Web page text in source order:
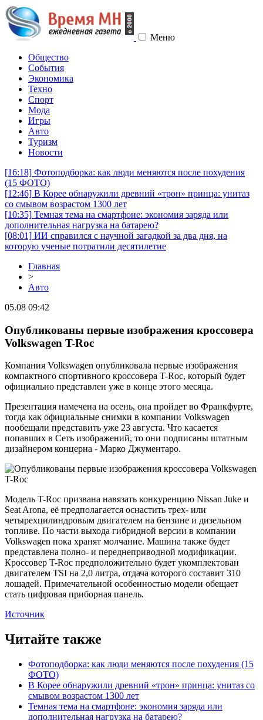
Меню
Общество
События
Экономика
Техно
Спорт
Мода
Игры
Авто
Туризм
Новости
[16:18] Фотоподборка: как люди меняются после похудения
(15 ФОТО)
[12:46] В Корее обнаружили древний «трон» принца: унитаз
со смывом возрастом 1300 лет
[10:35] Темная тема на смартфоне: экономия заряда или
дополнительная нагрузка на батарею?
[08:01] ИИ справился с научной загадкой за два дня, на
которую ученые потратили десятилетие
Главная
>
Авто
05.08 09:42
Опубликованы первые изображения кроссовера
Volkswagen T-Roc
Компания Volkswagen опубликовала первые изображения
компактного спортивного кроссовера T-Roc, который будет
официально представлен уже в конце этого месяца.
Презентация намечена на осень, она пройдет во Франкфурте,
тогда как официальные снимки в компании Volkswagen
пообещали представить уже 23 августа. Что касается
попавших в Сеть изображений, то они подписаны штатным
дизайнером концерна - Марко Джументаро.
Модель T-Roc призвана навязать конкуренцию Nissan Juke и
Seat Arona, её предполагается оснастить трех- или
четырехцилиндровым двигателем на бензине и дизельном
топливе. По части выхода гибридной версии в компании
Volkswagen пока хранят молчание. Машина также будет
представлена полно- и переднеприводной модификации.
Кроссовер T-Roc предположительно будет укомплектован
двигателем TSI на 2,0 литра, отдача которого составит 310
лошадей. Примечательной особенностью модели обещает
стать цифровая приборная панель.
Источник
Читайте также
Фотоподборка: как люди меняются после похудения (15
ФОТО)
В Корее обнаружили древний «трон» принца: унитаз со
смывом возрастом 1300 лет
Темная тема на смартфоне: экономия заряда или
дополнительная нагрузка на батарею?